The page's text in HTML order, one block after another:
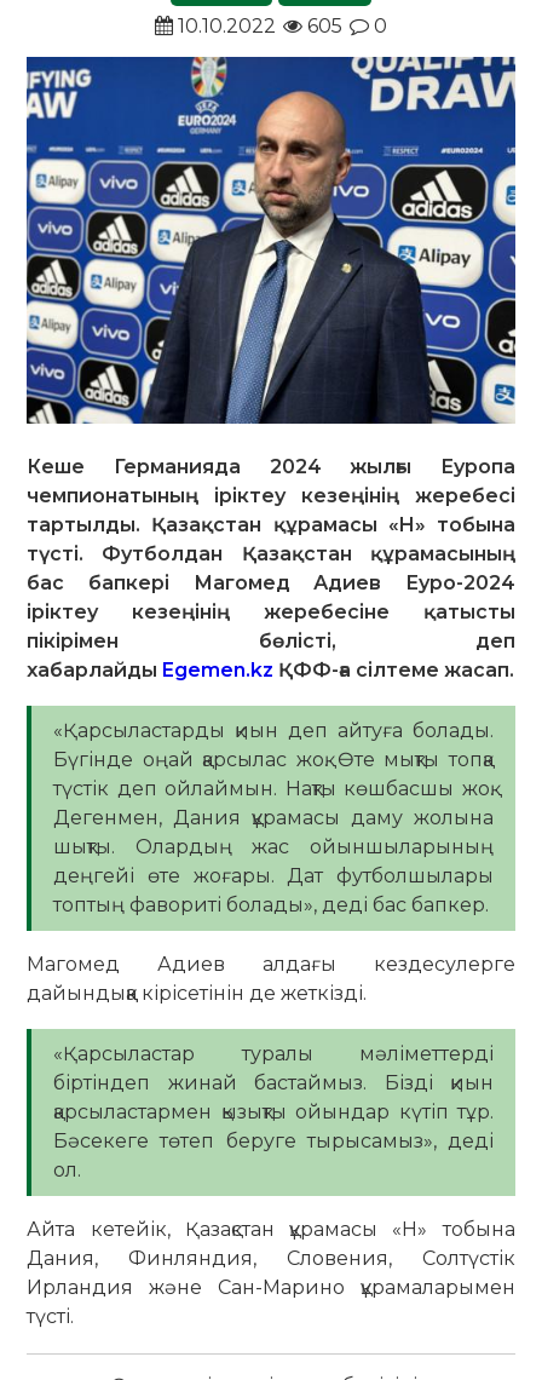
10.10.2022
605 0
Кеше Германияда 2024 жылғы Еуропа
чемпионатының іріктеу кезеңінің жеребесі
тартылды. Қазақстан құрамасы «H» тобына
түсті. Футболдан Қазақстан құрамасының
бас бапкері Магомед Адиев Еуро-2024
іріктеу кезеңінің жеребесіне қатысты
пікірімен бөлісті, деп
хабарлайды Egemen.kz ҚФФ-ға сілтеме жасап.
«Қарсыластарды қиын деп айтуға болады.
Бүгінде оңай қарсылас жоқ. Өте мықты топқа
түстік деп ойлаймын. Нақты көшбасшы жоқ.
Дегенмен, Дания құрамасы даму жолына
шықты. Олардың жас ойыншыларының
деңгейі өте жоғары. Дат футболшылары
топтың фавориті болады», деді бас бапкер.
Магомед Адиев алдағы кездесулерге
дайындыққа кірісетінін де жеткізді.
«Қарсыластар туралы мәліметтерді
біртіндеп жинай бастаймыз. Бізді қиын
қарсыластармен қызықты ойындар күтіп тұр.
Бәсекеге төтеп беруге тырысамыз», деді
ол.
Айта кетейік, Қазақстан құрамасы «H» тобына
Дания, Финляндия, Словения, Солтүстік
Ирландия және Сан-Марино құрамаларымен
түсті.